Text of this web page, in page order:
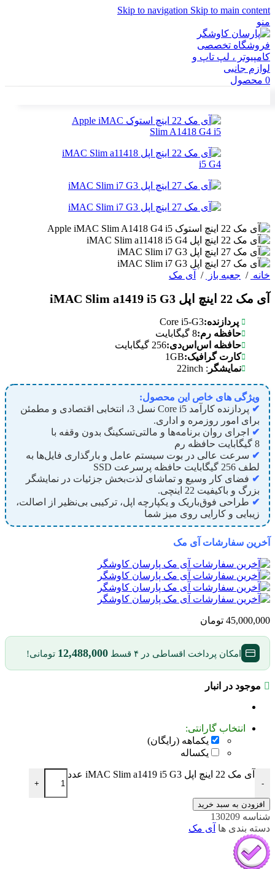
Skip to navigation Skip to main content
منو
0 محصول
خانه / جعبه باز / آی مک
آی مک 22 اینچ اپل iMAC Slim a1419 i5 G3
پردازنده:Core i5-G3
حافظه رم:8 گیگابایت
حافظه اس‌اس‌دی:256 گیگابایت
کارت گرافیک:1GB
نمایشگر : 22inch
ویژگی های خاص این محصول:
✔ پردازنده کارآمد Core i 5 نسل 3، انتخابی اقتصادی و مطمئن
برای امور روزمره و اداری.
✔
اجرای روان برنامه‌ها و مالتی‌تسکینگ بدون وقفه با
8 گیگابایت حافظه رم
✔ سرعت عالی در بوت سیستم عامل و بارگذاری فایل‌ها به
لطف 256 گیگابایت حافظه پرسرعت SSD
✔ فضای کار وسیع و تماشای لذت‌بخش جزئیات در نمایشگر
بزرگ و باکیفیت 22 اینچی.
✔ طراحی فوق‌باریک و یکپارچه اپل، ترکیبی بی‌نظیر از اصالت،
زیبایی و کارایی روی میز شما
آخرین سفارشات آی مک
45,000,000 تومان
امکان پرداخت اقساطی در ۴ قسط 12,488,000 تومانی!
موجود در انبار
انتخاب گارانتی:
یکماهه (رایگان)
یکساله
-
آی مک 22 اینچ اپل iMAC Slim a1419 i5 G3 عدد
+
افزودن به سبد خرید
شناسه 130209
دسته بندی ها آی مک